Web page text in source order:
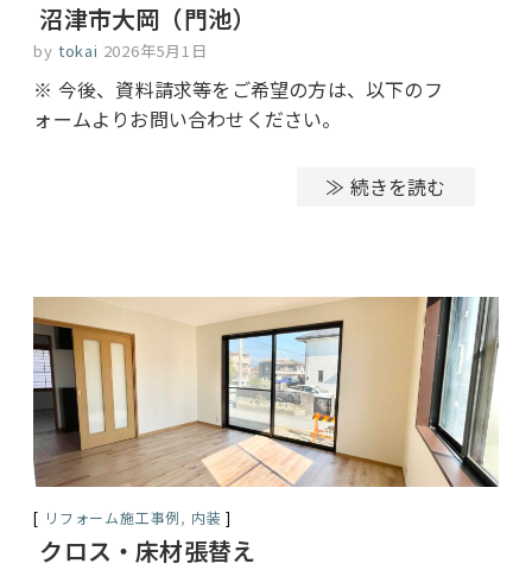
沼津市大岡（門池）
by tokai 2026年5月1日
※ 今後、資料請求等をご希望の方は、以下のフ
ォームよりお問い合わせください。
≫ 続きを読む
リフォーム施工事例, 内装
クロス・床材張替え